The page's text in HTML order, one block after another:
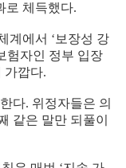
로 체득했다.
계에서 ‘보장성 강
험자인 정부 입장
가깝다.
다. 위정자들은 의
같은 말만 되풀이